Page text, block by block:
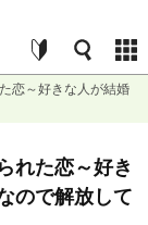
恋～好きな人が結婚
れた恋～好き
ので解放して